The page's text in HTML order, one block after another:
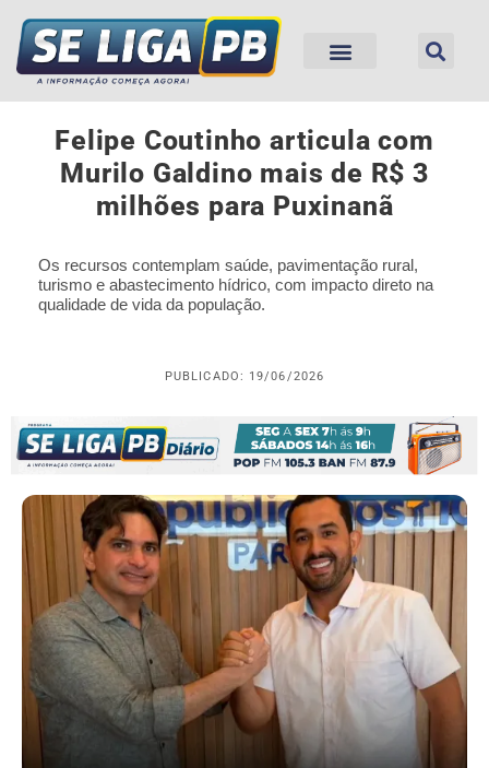
Felipe Coutinho articula com
Murilo Galdino mais de R$ 3
milhões para Puxinanã
Os recursos contemplam saúde, pavimentação rural,
turismo e abastecimento hídrico, com impacto direto na
qualidade de vida da população.
PUBLICADO: 19/06/2026